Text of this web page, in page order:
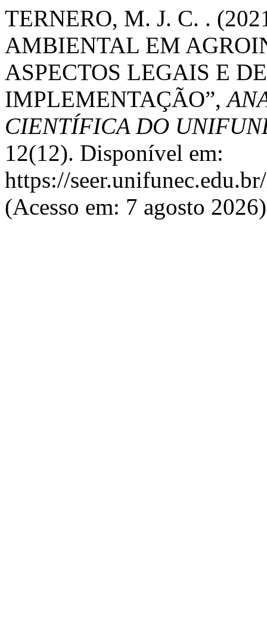
TERNERO, M. J. C. .
AMBIENTAL EM
ASPECTOS LEGAIS E
IMPLEMENTAÇÃO”,
CIENTÍFICA DO
12(12). Disponível em:
https://
(Acesso em: 7 agosto